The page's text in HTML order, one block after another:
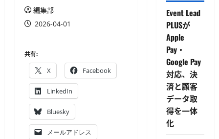
編集部
2026-04-01
共有:
X Facebook
LinkedIn
Bluesky
メールアドレス
Event Lead
PLUSが
Apple
Pay・
Google Pay
対応、決
済と顧客
データ取
得を一体
化